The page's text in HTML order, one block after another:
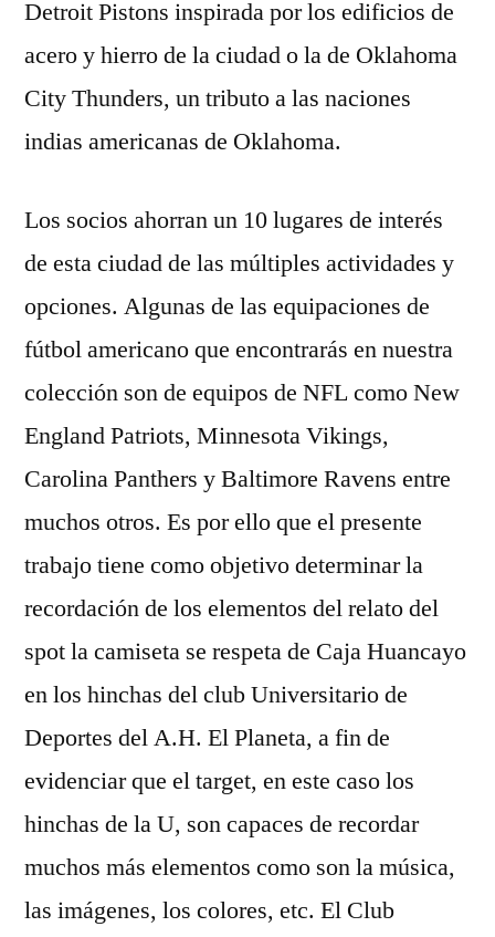
Detroit Pistons inspirada por los edificios de
acero y hierro de la ciudad o la de Oklahoma
City Thunders, un tributo a las naciones
indias americanas de Oklahoma.
Los socios ahorran un 10 lugares de interés
de esta ciudad de las múltiples actividades y
opciones. Algunas de las equipaciones de
fútbol americano que encontrarás en nuestra
colección son de equipos de NFL como New
England Patriots, Minnesota Vikings,
Carolina Panthers y Baltimore Ravens entre
muchos otros. Es por ello que el presente
trabajo tiene como objetivo determinar la
recordación de los elementos del relato del
spot la camiseta se respeta de Caja Huancayo
en los hinchas del club Universitario de
Deportes del A.H. El Planeta, a fin de
evidenciar que el target, en este caso los
hinchas de la U, son capaces de recordar
muchos más elementos como son la música,
las imágenes, los colores, etc. El Club